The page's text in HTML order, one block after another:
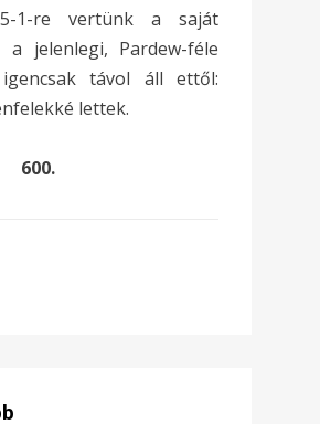
5-1-re vertünk a saját
jelenlegi, Pardew-féle
távol áll ettől:
lettek.
600.